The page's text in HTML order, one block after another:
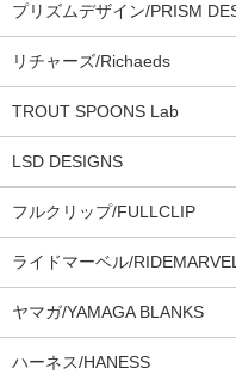
プリズムデザイン/PRISM
リチャーズ/Richaeds
TROUT SPOONS Lab
LSD DESIGNS
フルクリップ/FULLCLIP
ライドマーベル/RIDEMARVEL
ヤマガ/YAMAGA BLANKS
ハーネス/HANESS